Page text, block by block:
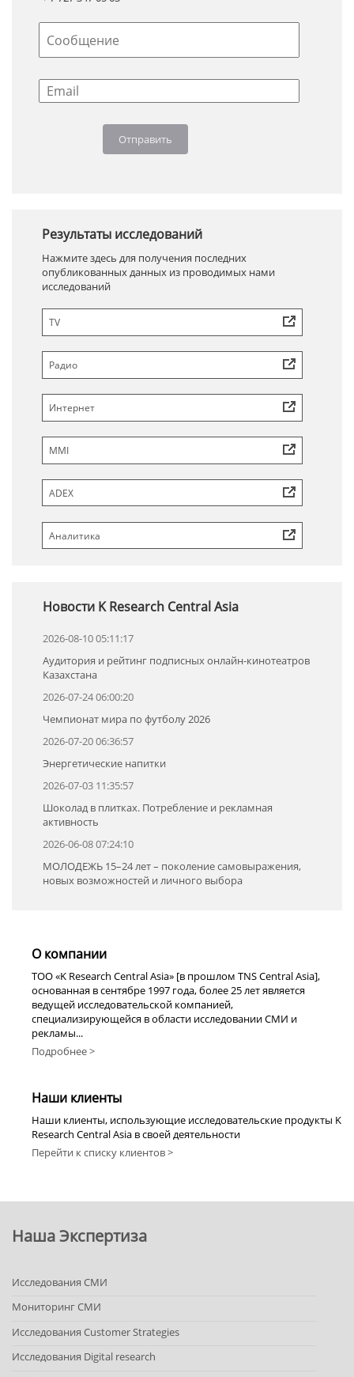
Результаты исследований
Нажмите здесь для получения последних
опубликованных данных из проводимых нами
исследований
TV
Радио
Интернет
MMI
ADEX
Аналитика
Новости K Research Central Asia
2026-08-10 05:11:17
Аудитория и рейтинг подписных онлайн-кинотеатров
Казахстана
2026-07-24 06:00:20
Чемпионат мира по футболу 2026
2026-07-20 06:36:57
Энергетические напитки
2026-07-03 11:35:57
Шоколад в плитках. Потребление и рекламная
активность
2026-06-08 07:24:10
МОЛОДЕЖЬ 15–24 лет – поколение самовыражения,
новых возможностей и личного выбора
О компании
TOO «K Research Central Asia» [в прошлом TNS Central Asia],
основанная в сентябре 1997 года, более 25 лет является
ведущей исследовательской компанией,
специализирующейся в области исследовании СМИ и
рекламы...
Подробнее >
Наши клиенты
Наши клиенты, использующие исследовательские продукты K
Research Central Asia в своей деятельности
Перейти к списку клиентов >
Наша Экспертиза
Исследования СМИ
Мониторинг СМИ
Исследования Customer Strategies
Исследования Digital research